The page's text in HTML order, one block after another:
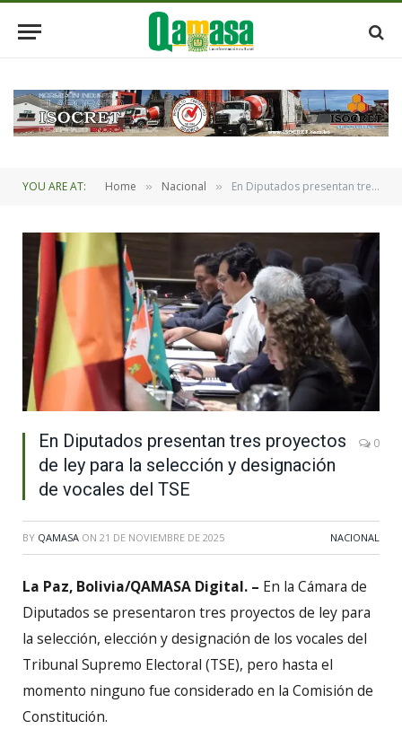
YOU ARE AT: Home » Nacional » En Diputados presentan tres proyectos de ley para la selección y designación de vocales del TSE
En Diputados presentan tres proyectos
de ley para la selección y designación
de vocales del TSE
0
BY QAMASA ON 21 DE NOVIEMBRE DE 2025 NACIONAL
La Paz, Bolivia/QAMASA Digital. – En la Cámara de
Diputados se presentaron tres proyectos de ley para
la selección, elección y designación de los vocales del
Tribunal Supremo Electoral (TSE), pero hasta el
momento ninguno fue considerado en la Comisión de
Constitución.